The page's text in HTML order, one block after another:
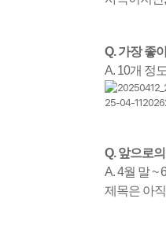
Q. 가장 좋
A. 10개 정
Q. 앞으로
A. 4월 말 ~
제목은 아